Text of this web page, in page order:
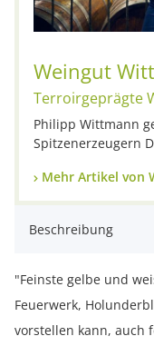
Weingut
Terroirgeprägte
Philipp Wittmann
Spitzenerzeugern
Mehr Artikel von
Beschreibung
"Feinste gelbe und
Feuerwerk,
vorstellen kann, auch